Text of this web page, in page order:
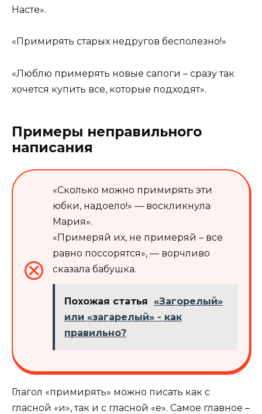
Насте».
«Примирять старых недругов бесполезно!»
«Люблю примерять новые сапоги – сразу так
хочется купить все, которые подходят».
Примеры неправильного
написания
«Сколько можно примирять эти
юбки, надоело!» — воскликнула
Мария».
«Примеряй их, не примеряй – все
равно поссорятся», — ворчливо
сказала бабушка.
Похожая статья
«Загорелый»
или «загарелый» - как
правильно?
Глагол «примирять» можно писать как с
гласной «и», так и с гласной «е». Самое главное –